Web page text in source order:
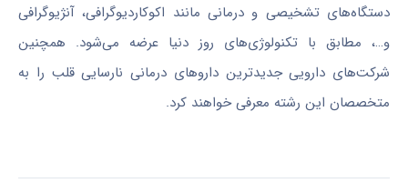
دستگاه‌های تشخیصی و درمانی مانند اکوکاردیوگرافی، آنژیوگرافی
و…، مطابق با تکنولوژی‌های روز دنیا عرضه می‌شود. همچنین
شرکت‌های دارویی جدیدترین داروهای درمانی نارسایی قلب را به
متخصصان این رشته معرفی خواهند کرد.